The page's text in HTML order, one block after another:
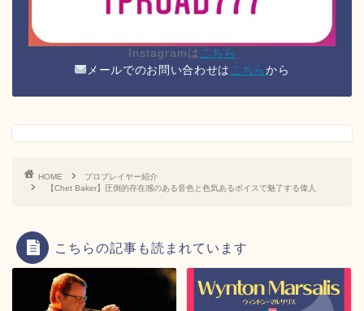
Instagramは こちら
メールでのお問い合わせは こちらから
HOME
プロプレイヤー紹介
【Chet Baker】圧倒的存在感のある音色と色気あるボイスで魅了する偉人
こちらの記事も読まれています